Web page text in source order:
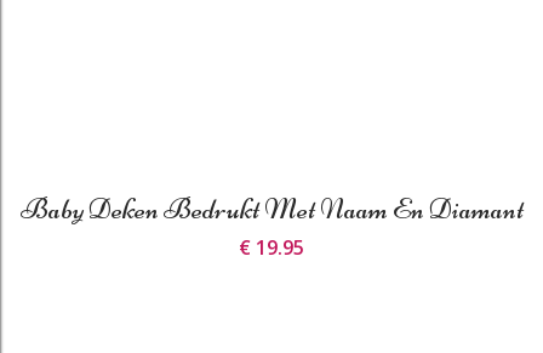
Baby Deken Bedrukt Met Naam En Diamant
€ 19.95